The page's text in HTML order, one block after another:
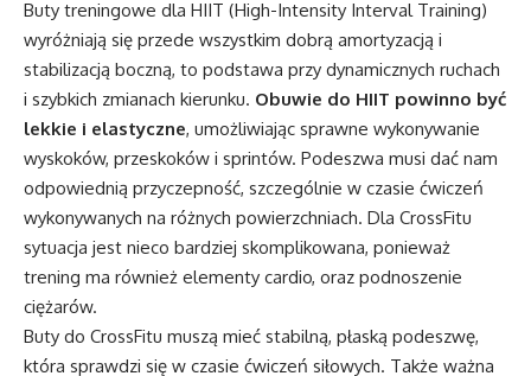
Buty treningowe dla HIIT (High-Intensity Interval Training)
wyróżniają się przede wszystkim dobrą amortyzacją i
stabilizacją boczną, to podstawa przy dynamicznych ruchach
i szybkich zmianach kierunku. Obuwie do HIIT powinno być
lekkie i elastyczne, umożliwiając sprawne wykonywanie
wyskoków, przeskoków i sprintów. Podeszwa musi dać nam
odpowiednią przyczepność, szczególnie w czasie ćwiczeń
wykonywanych na różnych powierzchniach. Dla CrossFitu
sytuacja jest nieco bardziej skomplikowana, ponieważ
trening ma również elementy cardio, oraz podnoszenie
ciężarów.
Buty do CrossFitu muszą mieć stabilną, płaską podeszwę,
która sprawdzi się w czasie ćwiczeń siłowych. Także ważna